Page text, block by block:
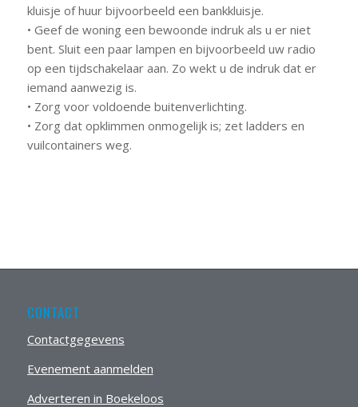
kluisje of huur bijvoorbeeld een bankkluisje.
• Geef de woning een bewoonde indruk als u er niet
bent. Sluit een paar lampen en bijvoorbeeld uw radio
op een tijdschakelaar aan. Zo wekt u de indruk dat er
iemand aanwezig is.
• Zorg voor voldoende buitenverlichting.
• Zorg dat opklimmen onmogelijk is; zet ladders en
vuilcontainers weg.
CONTACT
Contactgegevens
Evenement aanmelden
Adverteren in Boekeloos